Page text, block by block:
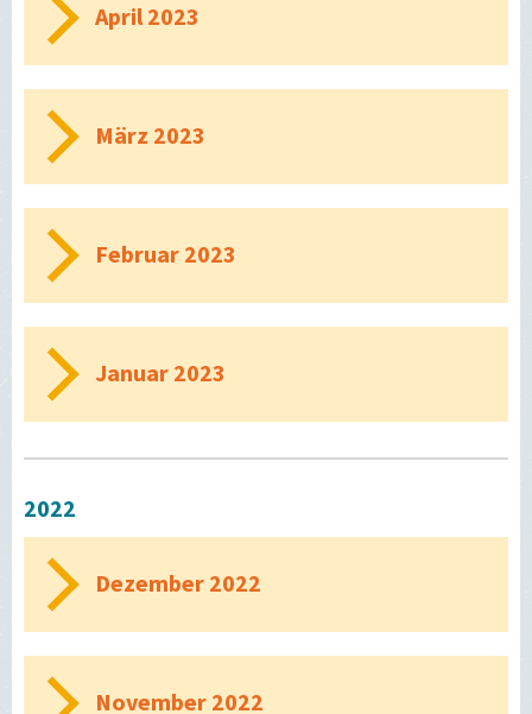
April 2023
März 2023
Februar 2023
Januar 2023
2022
Dezember 2022
November 2022